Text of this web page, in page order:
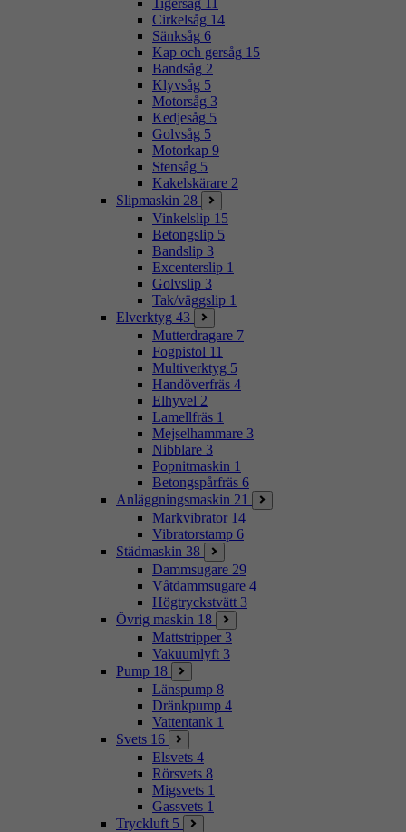
Cirkelsåg 14
Sänksåg 6
Kap och gersåg 15
Bandsåg 2
Klyvsåg 5
Motorsåg 3
Kedjesåg 5
Golvsåg 5
Motorkap 9
Stensåg 5
Kakelskärare 2
Slipmaskin 28
Vinkelslip 15
Betongslip 5
Bandslip 3
Excenterslip 1
Golvslip 3
Tak/väggslip 1
Elverktyg 43
Mutterdragare 7
Fogpistol 11
Multiverktyg 5
Handöverfräs 4
Elhyvel 2
Lamellfräs 1
Mejselhammare 3
Nibblare 3
Popnitmaskin 1
Betongspårfräs 6
Anläggningsmaskin 21
Markvibrator 14
Vibratorstamp 6
Städmaskin 38
Dammsugare 29
Våtdammsugare 4
Högtryckstvätt 3
Övrig maskin 18
Mattstripper 3
Vakuumlyft 3
Pump 18
Länspump 8
Dränkpump 4
Vattentank 1
Svets 16
Elsvets 4
Rörsvets 8
Migsvets 1
Gassvets 1
Tryckluft 5